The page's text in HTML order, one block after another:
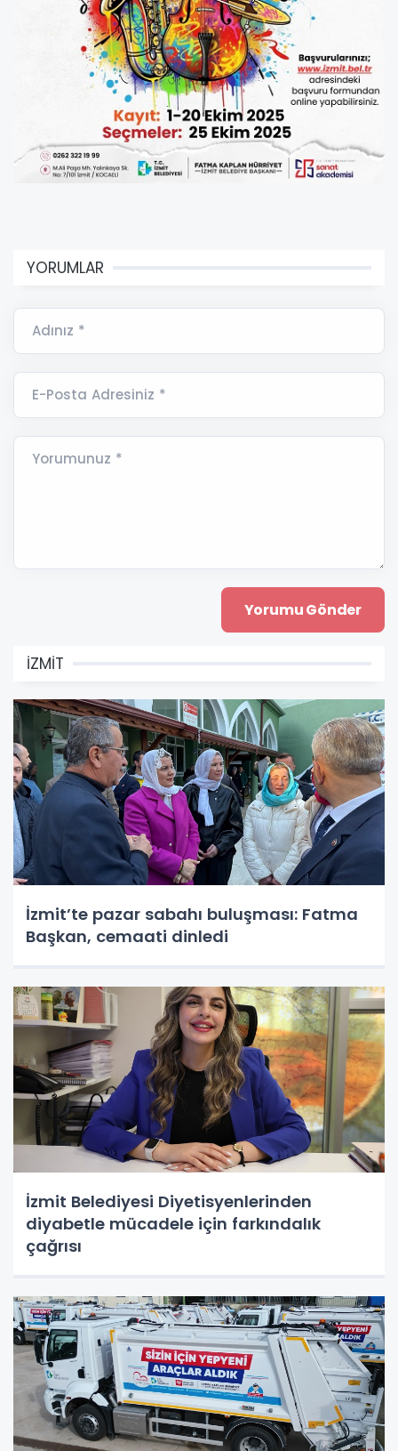
YORUMLAR
Adınız *
E-Posta Adresiniz *
Yorumunuz *
İZMİT
İzmit’te pazar sabahı buluşması: Fatma
Başkan, cemaati dinledi
İzmit Belediyesi Diyetisyenlerinden
diyabetle mücadele için farkındalık
çağrısı